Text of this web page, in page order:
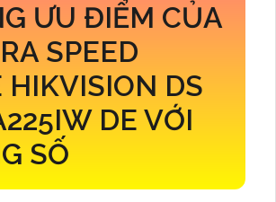
ƯU ĐIỂM CỦA
SPEED
HIKVISION DS
DE VỚI
SỐ